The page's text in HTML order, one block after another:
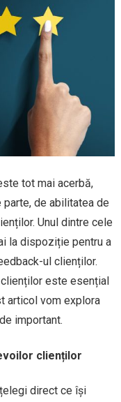
tot mai acerbă,
de abilitatea de
Unul dintre cele
la dispoziție pentru a
ul clienților.
este esențial
articol vom explora
important.
clienților
direct ce își